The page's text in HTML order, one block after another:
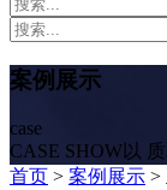
案例展示
case
CASE SHOW以
首页 > 案例展示 >